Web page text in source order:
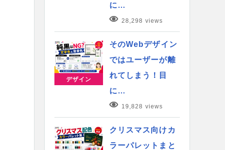
に…
28,298 views
デザイン
そのWebデザイン
ではユーザーが離
れてしまう！目
に…
19,828 views
クリスマス向けカ
ラーパレットまと